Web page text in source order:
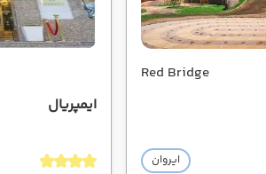
Red Bridge
ایروان
ایمپریال